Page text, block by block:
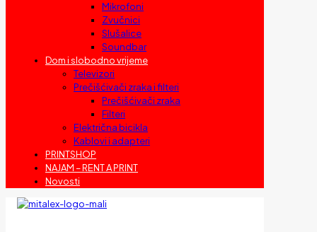
Mikrofoni
Zvučnici
Slušalice
Soundbar
Dom i slobodno vrijeme
Televizori
Prečišćivači zraka i filteri
Prečišćivači zraka
Filteri
Električna bicikla
Kablovi i adapteri
PRINTSHOP
NAJAM – RENT A PRINT
Novosti